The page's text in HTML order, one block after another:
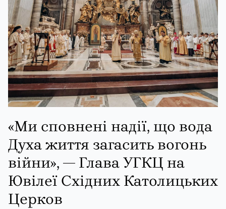
«Ми сповнені надії, що вода
Духа життя загасить вогонь
війни», — Глава УГКЦ на
Ювілеї Східних Католицьких
Церков